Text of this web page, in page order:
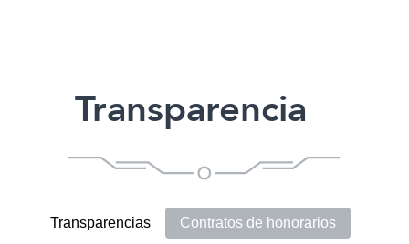
Transparencia
Transparencias
Contratos de honorarios